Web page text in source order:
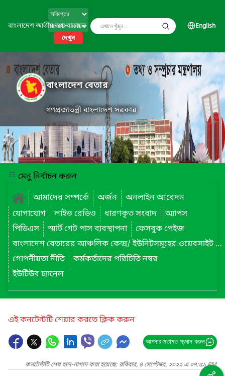
বাংলাদেশ জাতীয় তথ্য বাতায়ন
দেখুন
English
বাংলাদেশ বেতার
গণপ্রজাতন্ত্রী বাংলাদেশ সরকার
মেনু নির্বাচন করুন
আমাদের সম্পর্কে
অর্জন
অনলাইন আবেদন
যোগাযোগ
লাইভ রেডিও ধারণকৃত সংবাদ
অ্যাপস
পিডিএস
স্মার্ট গেট পাস ব্যবস্থাপনা
ফেসবুক পেইজ
বাংলাদেশ বেতারের আঞ্চলিক কেন্দ্র/ ইউনিটসমূহের ওয়েবসাইট লিংক
গোপনীয়তা নীতি
কর্মকর্তাদের পরিচিতি নম্বর
ইউটিউব চ্যানেল
এই কনটেন্টটি শেয়ার করতে ক্লিক করুন
আপনার মতামত প্রদান করুন
কনটেন্টটি শেষ হাল-নাগাদ করা হয়েছে: রবিবার, ৪ সেপ্টেম্বর, ২০২২ এ ০৭:৫১ PM